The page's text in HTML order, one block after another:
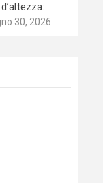
30, 2026